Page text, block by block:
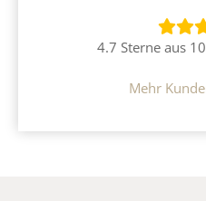
4.7 Sterne aus
Mehr